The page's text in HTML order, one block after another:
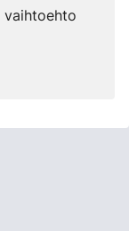
vaihtoehto